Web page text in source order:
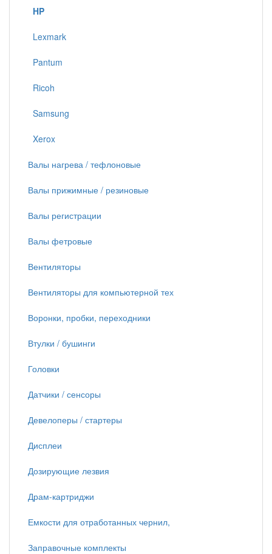
HP
Lexmark
Pantum
Ricoh
Samsung
Xerox
Валы нагрева / тефлоновые
Валы прижимные / резиновые
Валы регистрации
Валы фетровые
Вентиляторы
Вентиляторы для компьютерной тех
Воронки, пробки, переходники
Втулки / бушинги
Головки
Датчики / сенсоры
Девелоперы / стартеры
Дисплеи
Дозирующие лезвия
Драм-картриджи
Емкости для отработанных чернил,
Заправочные комплекты